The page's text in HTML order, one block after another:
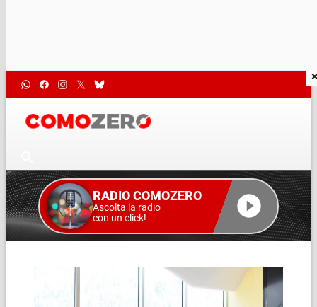
RADIO COMOZERO
Ascolta la radio
con un click!